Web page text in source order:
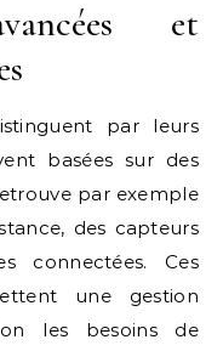
et
par leurs
basées sur des
par exemple
des capteurs
connectées. Ces
une gestion
les besoins de